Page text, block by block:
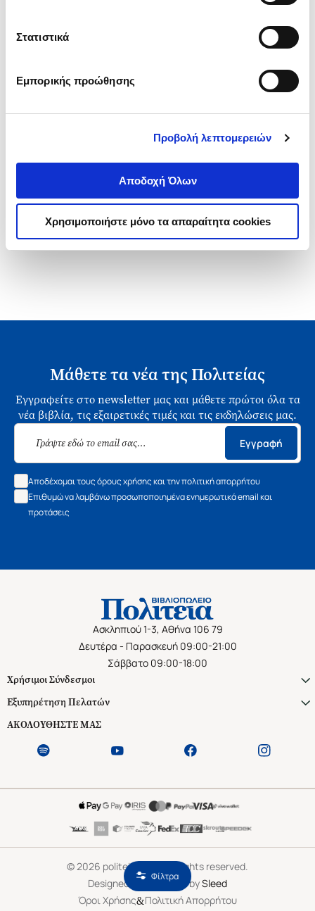
Στατιστικά
Εμπορικής προώθησης
Προβολή λεπτομερειών
Αποδοχή Όλων
Χρησιμοποιήστε μόνο τα απαραίτητα cookies
Φίλτρα
Τιμή Έκδοσης
16
Τιμή Πολιτείας
1-1 από 1 προϊόντα
Μάθετε τα νέα της Πολιτείας
Εγγραφείτε στο newsletter μας και μάθετε πρώτοι όλα τα
νέα βιβλία, τις εξαιρετικές τιμές και τις εκδηλώσεις μας.
Εγγραφή
Αποδέχομαι τους όρους χρήσης και την πολιτική απορρήτου
Επιθυμώ να λαμβάνω προσωποποιημένα ενημερωτικά email και
προτάσεις
Ασκληπιού 1-3, Αθήνα 106 79
Δευτέρα - Παρασκευή 09:00-21:00
Σάββατο 09:00-18:00
Χρήσιμοι Σύνδεσμοι
Εξυπηρέτηση Πελατών
ΑΚΟΛΟΥΘΗΣΤΕ ΜΑΣ
©2026 politeianet.gr All rights reserved.
Designed & Developed bySleed
Όροι Χρήσης&Πολιτική Απορρήτου